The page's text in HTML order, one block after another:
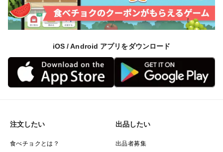
iOS / Android アプリをダウンロード
注文したい
食べチョクとは？
出品したい
出品者募集